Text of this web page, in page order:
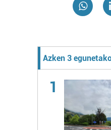
Azken 3
1